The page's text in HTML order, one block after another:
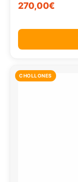
270,00€
CHOLLONES